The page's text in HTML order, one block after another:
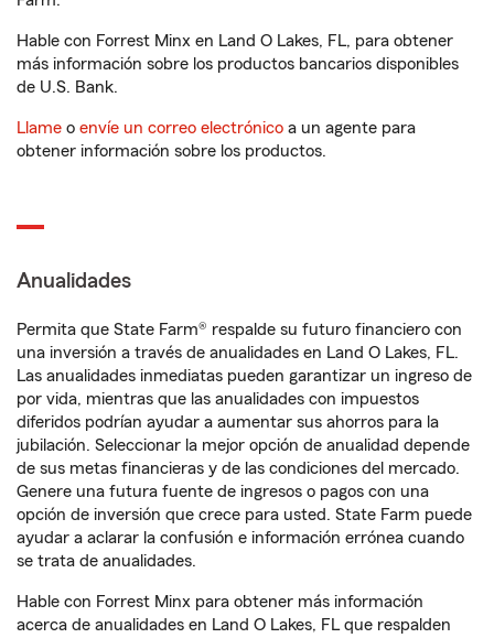
Hable con Forrest Minx en Land O Lakes, FL, para obtener
más información sobre los productos bancarios disponibles
de U.S. Bank.
Llame o envíe un correo electrónico a un agente para
obtener información sobre los productos.
Anualidades
Permita que State Farm® respalde su futuro financiero con
una inversión a través de anualidades en Land O Lakes, FL.
Las anualidades inmediatas pueden garantizar un ingreso de
por vida, mientras que las anualidades con impuestos
diferidos podrían ayudar a aumentar sus ahorros para la
jubilación. Seleccionar la mejor opción de anualidad depende
de sus metas financieras y de las condiciones del mercado.
Genere una futura fuente de ingresos o pagos con una
opción de inversión que crece para usted. State Farm puede
ayudar a aclarar la confusión e información errónea cuando
se trata de anualidades.
Hable con Forrest Minx para obtener más información
acerca de anualidades en Land O Lakes, FL que respalden